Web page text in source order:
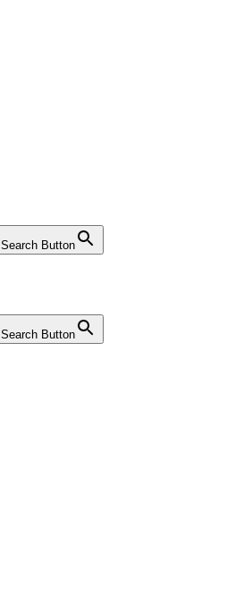
Search Button
Search Button